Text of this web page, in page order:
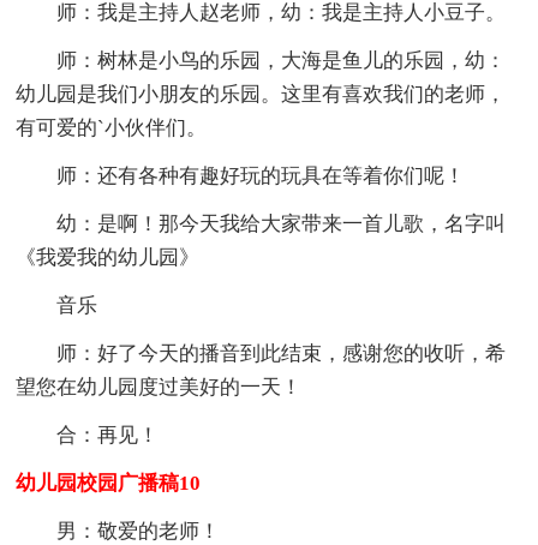
师：我是主持人赵老师，幼：我是主持人小豆子。
师：树林是小鸟的乐园，大海是鱼儿的乐园，幼：
幼儿园是我们小朋友的乐园。这里有喜欢我们的老师，
有可爱的`小伙伴们。
师：还有各种有趣好玩的玩具在等着你们呢！
幼：是啊！那今天我给大家带来一首儿歌，名字叫
《我爱我的幼儿园》
音乐
师：好了今天的播音到此结束，感谢您的收听，希
望您在幼儿园度过美好的一天！
合：再见！
幼儿园校园广播稿10
男：敬爱的老师！